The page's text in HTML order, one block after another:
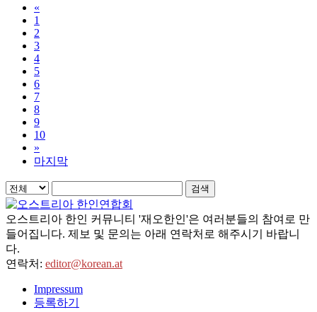
«
1
2
3
4
5
6
7
8
9
10
»
마지막
검색
오스트리아 한인 커뮤니티 '재오한인'은 여러분들의 참여로 만
들어집니다. 제보 및 문의는 아래 연락처로 해주시기 바랍니
다.
연락처: editor@korean.at
Impressum
등록하기